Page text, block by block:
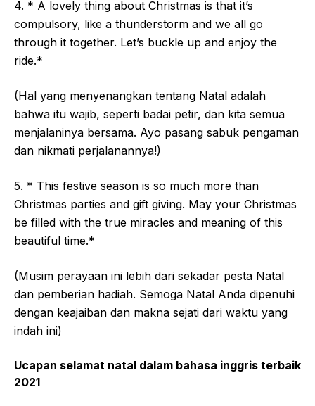
4. * A lovely thing about Christmas is that it’s
compulsory, like a thunderstorm and we all go
through it together. Let’s buckle up and enjoy the
ride.*
(Hal yang menyenangkan tentang Natal adalah
bahwa itu wajib, seperti badai petir, dan kita semua
menjalaninya bersama. Ayo pasang sabuk pengaman
dan nikmati perjalanannya!)
5. * This festive season is so much more than
Christmas parties and gift giving. May your Christmas
be filled with the true miracles and meaning of this
beautiful time.*
(Musim perayaan ini lebih dari sekadar pesta Natal
dan pemberian hadiah. Semoga Natal Anda dipenuhi
dengan keajaiban dan makna sejati dari waktu yang
indah ini)
Ucapan selamat natal dalam bahasa inggris terbaik
2021